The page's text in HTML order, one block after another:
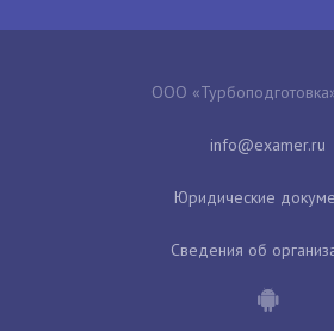
ООО
Юридические
Сведения об